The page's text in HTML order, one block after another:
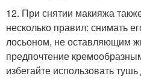
12. При снятии макияжа
несколько правил: снимать
лосьоном, не оставляющим
предпочтение
избегайте использовать